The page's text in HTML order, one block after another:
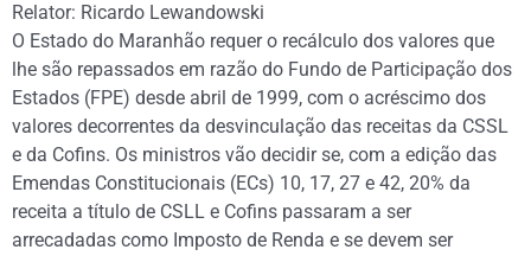
Relator: Ricardo Lewandowski
O Estado do Maranhão requer o recálculo dos valores que
lhe são repassados em razão do Fundo de Participação dos
Estados (FPE) desde abril de 1999, com o acréscimo dos
valores decorrentes da desvinculação das receitas da CSSL
e da Cofins. Os ministros vão decidir se, com a edição das
Emendas Constitucionais (ECs) 10, 17, 27 e 42, 20% da
receita a título de CSLL e Cofins passaram a ser
arrecadadas como Imposto de Renda e se devem ser